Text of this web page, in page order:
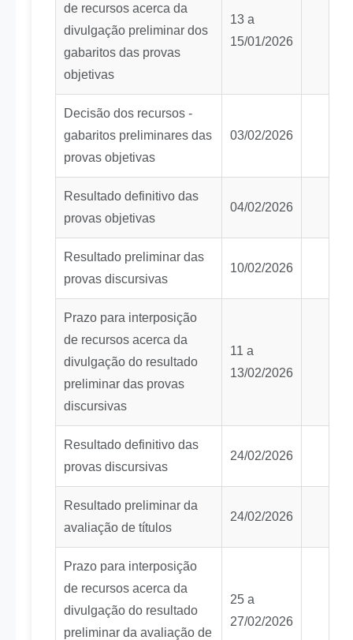
de recursos acerca da
divulgação preliminar dos
gabaritos das provas
objetivas
13 a
15/01/2026
Decisão dos recursos -
gabaritos preliminares das
provas objetivas
03/02/2026
Resultado definitivo das
provas objetivas
04/02/2026
Resultado preliminar das
provas discursivas
10/02/2026
Prazo para interposição
de recursos acerca da
divulgação do resultado
preliminar das provas
discursivas
11 a
13/02/2026
Resultado definitivo das
provas discursivas
24/02/2026
Resultado preliminar da
avaliação de títulos
24/02/2026
Prazo para interposição
de recursos acerca da
divulgação do resultado
preliminar da avaliação de
25 a
27/02/2026